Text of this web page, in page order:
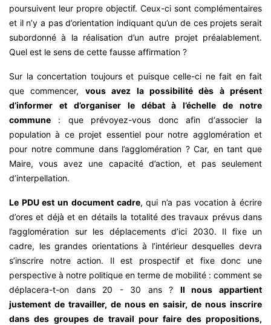
poursuivent leur propre objectif. Ceux-ci sont complémentaires
et il n’y a pas d’orientation indiquant qu’un de ces projets serait
subordonné à la réalisation d’un autre projet préalablement.
Quel est le sens de cette fausse affirmation ?
Sur la concertation toujours et puisque celle-ci ne fait en fait
que commencer, vous avez la possibilité dès à présent
d’informer et d’organiser le débat à l’échelle de notre
commune : que prévoyez-vous donc afin d‘associer la
population à ce projet essentiel pour notre agglomération et
pour notre commune dans l’agglomération ? Car, en tant que
Maire, vous avez une capacité d’action, et pas seulement
d’interpellation.
Le PDU est un document cadre, qui n’a pas vocation à écrire
d’ores et déjà et en détails la totalité des travaux prévus dans
l’agglomération sur les déplacements d’ici 2030. Il fixe un
cadre, les grandes orientations à l’intérieur desquelles devra
s’inscrire notre action. Il est prospectif et fixe donc une
perspective à notre politique en terme de mobilité : comment se
déplacera-t-on dans 20 - 30 ans ? Il nous appartient
justement de travailler, de nous en saisir, de nous inscrire
dans des groupes de travail pour faire des propositions,